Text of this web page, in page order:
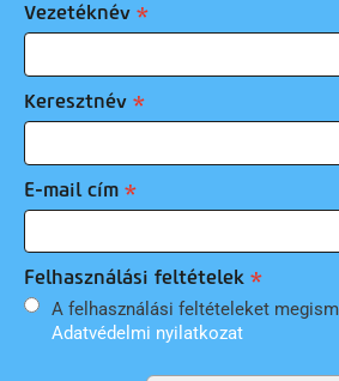
Vezetéknév
Keresztnév
E-mail cím
Felhasználási feltételek
A felhasználási feltételeket
Adatvédelmi nyilatkozat